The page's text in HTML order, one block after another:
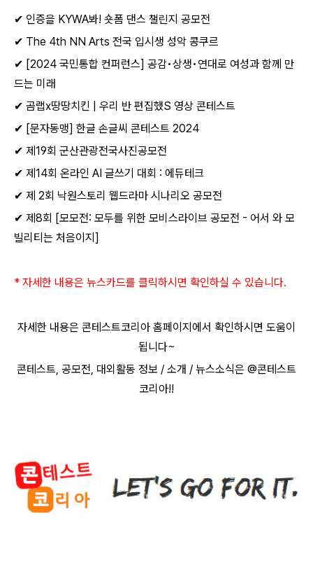
✔ 인증을 KYWA봐! 숏폼 댄스 챌린지 공모전
✔ The 4th NN Arts 전국 입시생 성악 콩쿠르
✔ [2024 국민통합 컨퍼런스] 공감•상생•연대로 여성과 함께 만
드는 미래
✔ 곰랩x땅땅치킨 우리 반 편집했S 영상 콘테스트
✔ [문자동맹] 한글 손글씨 콘테스트 2024
✔ 제19회 군산관광전국사진공모전
✔ 제14회 온라인 AI 글쓰기 대회 : 에듀테크
✔ 제 2회 낙원스토리 웹드라마 시나리오 공모전
✔ 제8회 [모모전: 모두를 위한 모비스라이브 공모전 - 어서 와 모
빌리티는 처음이지]
* 자세한 내용은 뉴스카드를 클릭하시면 확인하실 수 있습니다.
자세한 내용은 콘테스트코리아 홈페이지에서 확인하시면 도움이
됩니다~
콘테스트, 공모전, 대외활동 정보 / 소개 / 뉴스소식은 @콘테스트
코리아!!